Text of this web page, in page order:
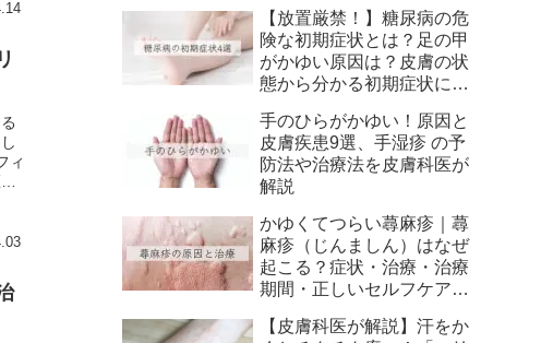
ィ
方】
【放置厳禁！】糖尿病の危
険な初期症状とは？足の甲
がかゆい原因は？皮膚の状
態から分かる初期症状につ
手のひらがかゆい！原因と
皮膚疾患9選、手湿疹 の予
防法や治療法を皮膚科医が
解説
かゆくてつらい蕁麻疹｜蕁
麻疹（じんましん）はなぜ
起こる？症状・治療・治療
期間・正しいセルフケアを
【皮膚科医が解説】汗をか